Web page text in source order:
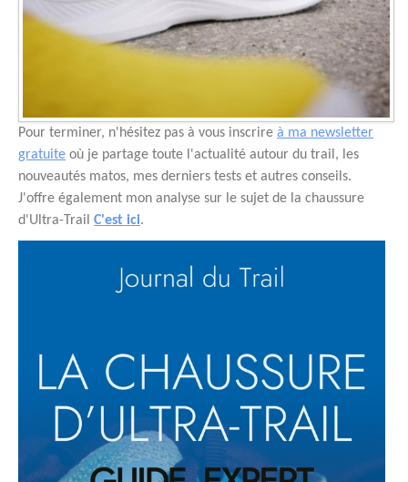
Pour terminer, n'hésitez pas à vous inscrire à ma newsletter
gratuite où je partage toute l'actualité autour du trail, les
nouveautés matos, mes derniers tests et autres conseils.
J'offre également mon analyse sur le sujet de la chaussure
d'Ultra-Trail C'est ici.